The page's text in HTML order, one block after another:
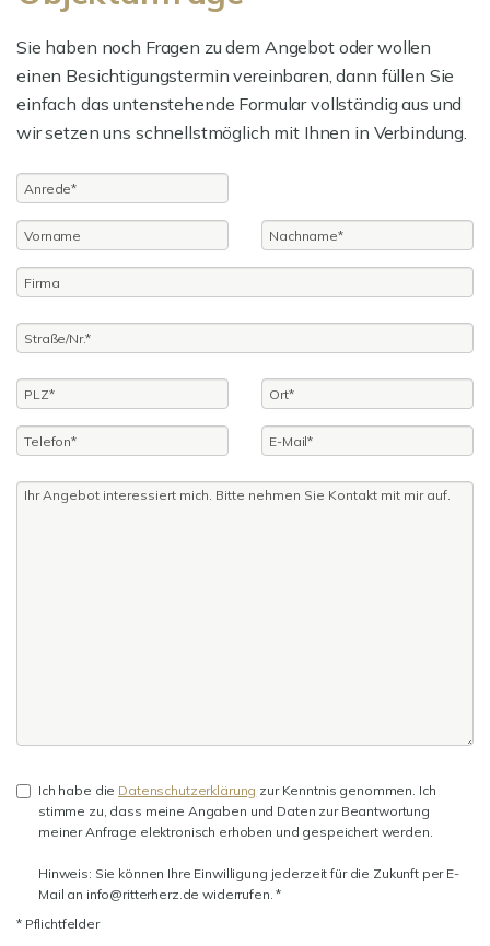
Sie haben noch Fragen zu dem Angebot oder wollen
einen Besichtigungstermin vereinbaren, dann füllen Sie
einfach das untenstehende Formular vollständig aus und
wir setzen uns schnellstmöglich mit Ihnen in Verbindung.
Ich habe die Datenschutzerklärung zur Kenntnis genommen. Ich
stimme zu, dass meine Angaben und Daten zur Beantwortung
meiner Anfrage elektronisch erhoben und gespeichert werden.
Hinweis: Sie können Ihre Einwilligung jederzeit für die Zukunft per E-
Mail an info@ritterherz.de widerrufen. *
* Pflichtfelder